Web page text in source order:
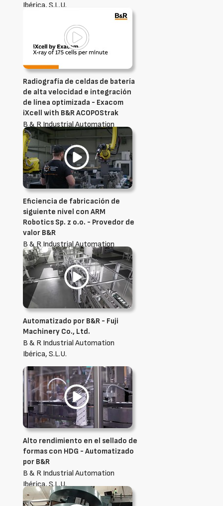
Ibérica, S.L.U.
Radiografía de celdas de batería
de alta velocidad e integración
de línea optimizada - Exacom
iXcell with B&R ACOPOStrak
B & R Industrial Automation
Ibérica, S.L.U.
Eficiencia de fabricación de
siguiente nivel con ARM
Robotics Sp. z o.o. - Provedor de
valor B&R
B & R Industrial Automation
Ibérica, S.L.U.
Automatizado por B&R - Fuji
Machinery Co., Ltd.
B & R Industrial Automation
Ibérica, S.L.U.
Alto rendimiento en el sellado de
formas con HDG - Automatizado
por B&R
B & R Industrial Automation
Ibérica, S.L.U.